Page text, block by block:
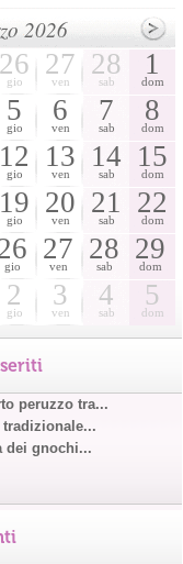
2026
26
gio
27
ven
28
sab
1
dom
5
gio
6
ven
7
sab
8
dom
12
gio
13
ven
14
sab
15
dom
19
gio
20
ven
21
sab
22
dom
gio
27
ven
28
sab
29
dom
2
gio
3
ven
4
sab
5
dom
peruzzo tra...
dei gnochi...